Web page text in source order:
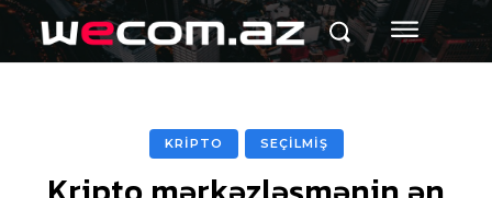
KRİPTO SEÇİLMİŞ